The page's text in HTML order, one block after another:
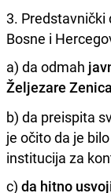
3. Predstavnički
Bosne i
a) da odmah
Željezare Zenica
b) da preispita
je očito da je
institucija za
c) da hitno